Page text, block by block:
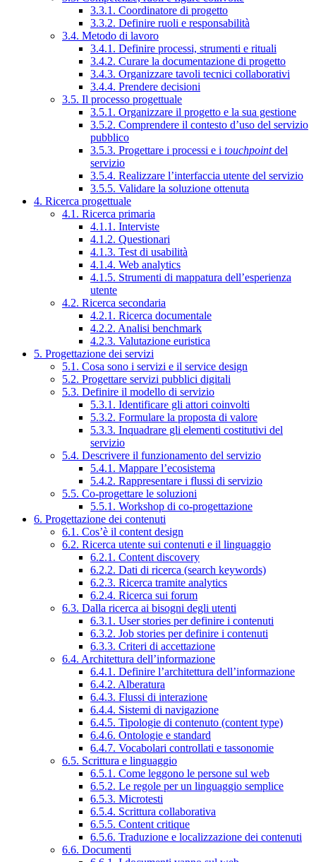
3.3.1. Coordinatore di progetto
3.3.2. Definire ruoli e responsabilità
3.4. Metodo di lavoro
3.4.1. Definire processi, strumenti e rituali
3.4.2. Curare la documentazione di progetto
3.4.3. Organizzare tavoli tecnici collaborativi
3.4.4. Prendere decisioni
3.5. Il processo progettuale
3.5.1. Organizzare il progetto e la sua gestione
3.5.2. Comprendere il contesto d’uso del servizio
pubblico
3.5.3. Progettare i processi e i touchpointdel
servizio
3.5.4. Realizzare l’interfaccia utente del servizio
3.5.5. Validare la soluzione ottenuta
4. Ricerca progettuale
4.1. Ricerca primaria
4.1.1. Interviste
4.1.2. Questionari
4.1.3. Test di usabilità
4.1.4. Web analytics
4.1.5. Strumenti di mappatura dell’esperienza
utente
4.2. Ricerca secondaria
4.2.1. Ricerca documentale
4.2.2. Analisi benchmark
4.2.3. Valutazione euristica
5. Progettazione dei servizi
5.1. Cosa sono i servizi e il service design
5.2. Progettare servizi pubblici digitali
5.3. Definire il modello di servizio
5.3.1. Identificare gli attori coinvolti
5.3.2. Formulare la proposta di valore
5.3.3. Inquadrare gli elementi costitutivi del
servizio
5.4. Descrivere il funzionamento del servizio
5.4.1. Mappare l’ecosistema
5.4.2. Rappresentare i flussi di servizio
5.5. Co-progettare le soluzioni
5.5.1. Workshop di co-progettazione
6. Progettazione dei contenuti
6.1. Cos’è il content design
6.2. Ricerca utente sui contenuti e il linguaggio
6.2.1. Content discovery
6.2.2. Dati di ricerca (search keywords)
6.2.3. Ricerca tramite analytics
6.2.4. Ricerca sui forum
6.3. Dalla ricerca ai bisogni degli utenti
6.3.1. User stories per definire i contenuti
6.3.2. Job stories per definire i contenuti
6.3.3. Criteri di accettazione
6.4. Architettura dell’informazione
6.4.1. Definire l’architettura dell’informazione
6.4.2. Alberatura
6.4.3. Flussi di interazione
6.4.4. Sistemi di navigazione
6.4.5. Tipologie di contenuto (content type)
6.4.6. Ontologie e standard
6.4.7. Vocabolari controllati e tassonomie
6.5. Scrittura e linguaggio
6.5.1. Come leggono le persone sul web
6.5.2. Le regole per un linguaggio semplice
6.5.3. Microtesti
6.5.4. Scrittura collaborativa
6.5.5. Content critique
6.5.6. Traduzione e localizzazione dei contenuti
6.6. Documenti